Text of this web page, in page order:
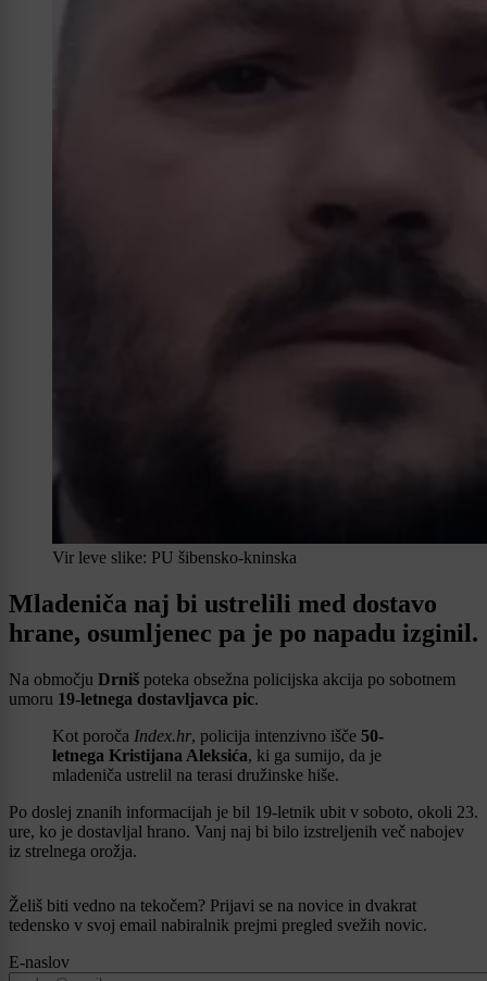
Vir leve slike: PU šibensko-kninska
Mladeniča naj bi ustrelili med dostavo
hrane, osumljenec pa je po napadu izginil.
Na območju Drniš poteka obsežna policijska akcija po sobotnem
umoru 19-letnega dostavljavca pic.
Kot poroča Index.hr, policija intenzivno išče 50-
letnega Kristijana Aleksića, ki ga sumijo, da je
mladeniča ustrelil na terasi družinske hiše.
Po doslej znanih informacijah je bil 19-letnik ubit v soboto, okoli 23.
ure, ko je dostavljal hrano. Vanj naj bi bilo izstreljenih več nabojev
iz strelnega orožja.
Želiš biti vedno na tekočem? Prijavi se na novice in dvakrat
tedensko v svoj email nabiralnik prejmi pregled svežih novic.
E-naslov